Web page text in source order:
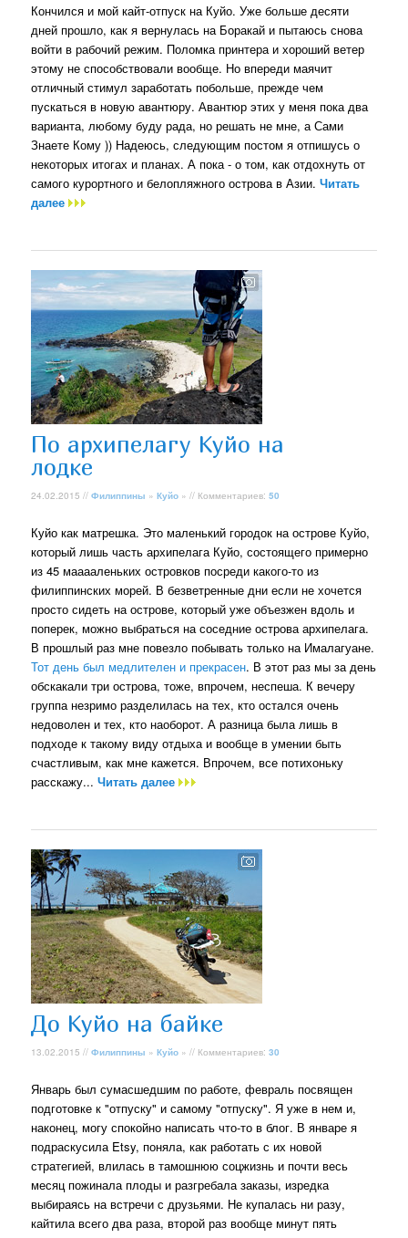
Кончился и мой кайт-отпуск на Куйо. Уже больше десяти
дней прошло, как я вернулась на Боракай и пытаюсь снова
войти в рабочий режим. Поломка принтера и хороший ветер
этому не способствовали вообще. Но впереди маячит
отличный стимул заработать побольше, прежде чем
пускаться в новую авантюру. Авантюр этих у меня пока два
варианта, любому буду рада, но решать не мне, а Сами
Знаете Кому )) Надеюсь, следующим постом я отпишусь о
некоторых итогах и планах. А пока - о том, как отдохнуть от
самого курортного и белопляжного острова в Азии.Читать
далее
По архипелагу Куйо на
лодке
24.02.2015 //Филиппины »Куйо » // Комментариев:50
Куйо как матрешка. Это маленький городок на острове Куйо,
который лишь часть архипелага Куйо, состоящего примерно
из 45 мааааленьких островков посреди какого-то из
филиппинских морей. В безветренные дни если не хочется
просто сидеть на острове, который уже объезжен вдоль и
поперек, можно выбраться на соседние острова архипелага.
В прошлый раз мне повезло побывать только на Ималагуане.
Тот день был медлителен и прекрасен. В этот раз мы за день
обскакали три острова, тоже, впрочем, неспеша. К вечеру
группа незримо разделилась на тех, кто остался очень
недоволен и тех, кто наоборот. А разница была лишь в
подходе к такому виду отдыха и вообще в умении быть
счастливым, как мне кажется. Впрочем, все потихоньку
расскажу...Читать далее
До Куйо на байке
13.02.2015 //Филиппины »Куйо » // Комментариев:30
Январь был сумасшедшим по работе, февраль посвящен
подготовке к "отпуску" и самому "отпуску". Я уже в нем и,
наконец, могу спокойно написать что-то в блог. В январе я
подраскусила Etsy, поняла, как работать с их новой
стратегией, влилась в тамошнюю соцжизнь и почти весь
месяц пожинала плоды и разгребала заказы, изредка
выбираясь на встречи с друзьями. Не купалась ни разу,
кайтила всего два раза, второй раз вообще минут пять